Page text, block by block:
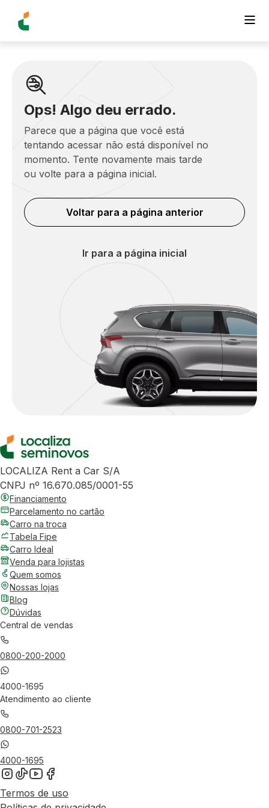
Ops! Algo deu errado.
Parece que a página que você está
tentando acessar não está disponível no
momento. Tente novamente mais tarde
ou volte para a página inicial.
Voltar para a página anterior
Ir para a página inicial
LOCALIZA Rent a Car S/A
CNPJ nº 16.670.085/0001-55
Financiamento
Parcelamento no cartão
Carro na troca
Tabela Fipe
Carro Ideal
Venda para lojistas
Quem somos
Nossas lojas
Blog
Dúvidas
Central de vendas
0800-200-2000
4000-1695
Atendimento ao cliente
0800-701-2523
4000-1695
Termos de uso